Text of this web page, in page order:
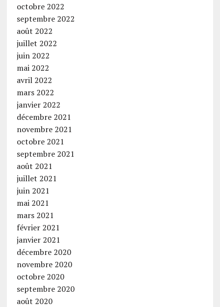
octobre 2022
septembre 2022
août 2022
juillet 2022
juin 2022
mai 2022
avril 2022
mars 2022
janvier 2022
décembre 2021
novembre 2021
octobre 2021
septembre 2021
août 2021
juillet 2021
juin 2021
mai 2021
mars 2021
février 2021
janvier 2021
décembre 2020
novembre 2020
octobre 2020
septembre 2020
août 2020